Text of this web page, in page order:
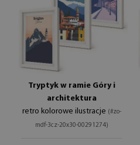
Tryptyk w ramie Góry i
architektura
retro kolorowe ilustracje (#zo-
mdf-3cz-20x30-00291274)